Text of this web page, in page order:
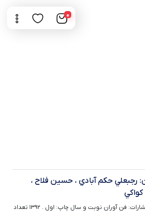
0
رجبعلي حكم آبادي ، حسين فلاح ،
مترجم / مترجمان: ندارد انتشارات: فن آوران نوبت و سال چاپ: اول . ۱۳۹۲ تعداد